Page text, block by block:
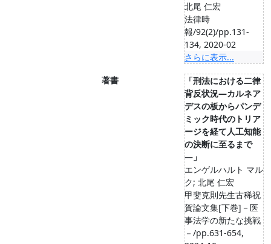
北尾 仁宏
法律時
報/92(2)/pp.131-
134, 2020-02
さらに表示...
著書
「刑法における二律
背反状況―カルネア
デスの板からパンデ
ミック時代のトリア
ージを経て人工知能
の決断に至るまで
―」
エンゲルハルト マル
ク; 北尾 仁宏
甲斐克則先生古稀祝
賀論文集[下巻]－医
事法学の新たな挑戦
－/pp.631-654,